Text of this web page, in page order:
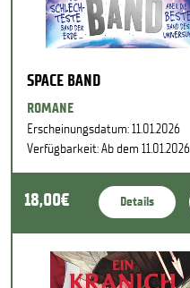
SPACE BAND
ROMANE
Erscheinungsdatum: 11.01.2026
Verfügbarkeit: Ab dem 11.01.2026
18,00€ Details